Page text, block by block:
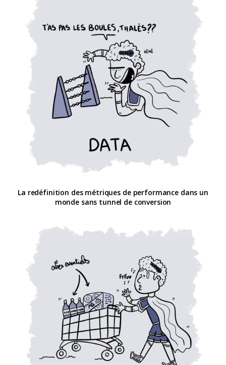
La redéfinition des métriques de performance dans un
monde sans tunnel de conversion